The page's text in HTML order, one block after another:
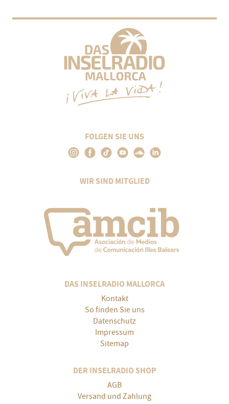
FOLGEN SIE UNS
WIR SIND MITGLIED
DAS INSELRADIO MALLORCA
Kontakt
So finden Sie uns
Datenschutz
Impressum
Sitemap
DER INSELRADIO SHOP
AGB
Versand und Zahlung